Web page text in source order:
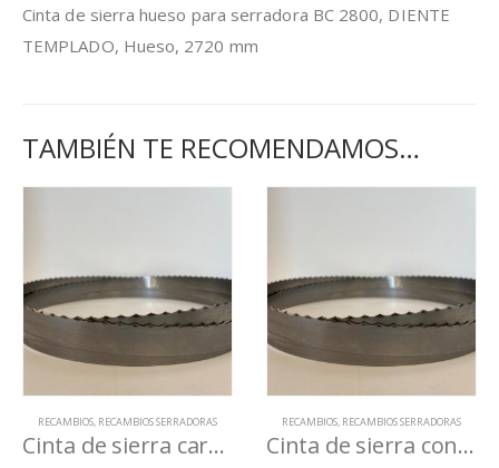
Cinta de sierra hueso para serradora BC 2800, DIENTE
TEMPLADO, Hueso, 2720 mm
TAMBIÉN TE RECOMENDAMOS…
RECAMBIOS, RECAMBIOS SERRADORAS
Cinta de sierra carne BC 2800
RECAMBIOS, RECAMBIOS SERRADORAS
Cinta de sierra congelado BC 2800